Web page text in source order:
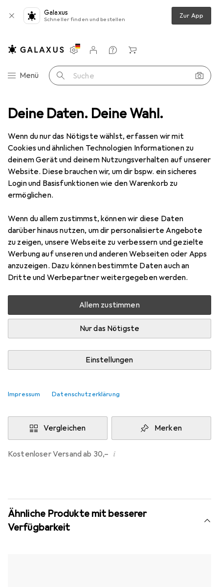
Deine Daten. Deine Wahl.
Wenn du nur das Nötigste wählst, erfassen wir mit
Cookies und ähnlichen Technologien Informationen zu
deinem Gerät und deinem Nutzungsverhalten auf unserer
Website. Diese brauchen wir, um dir bspw. ein sicheres
Login und Basisfunktionen wie den Warenkorb zu
ermöglichen.
Wenn du allem zustimmst, können wir diese Daten
darüber hinaus nutzen, um dir personalisierte Angebote
zu zeigen, unsere Webseite zu verbessern und gezielte
Werbung auf unseren und anderen Webseiten oder Apps
anzuzeigen. Dazu können bestimmte Daten auch an
Dritte und Werbepartner weitergegeben werden.
Allem zustimmen
Nur das Nötigste
Einstellungen
Impressum Datenschutzerklärung
Galaxus
Schneller finden und bestellen Zur App
Navigation nach Kategorien
Menü Suche
Einstellungen
Kundenkonto
Vergleichslisten
Merklisten
Warenkorb
Drucken Drucker Zubehör Zebra Kit Platen Bearings (Tt)
3 Bilder
Zebra Kit Platen Bearings (Tt)
EUR
22,31
Schneller lieferbar
Angebot für
Bewertungen Marke
Zwischen Di, 18.8. und Mo, 24.8. geliefert
Nur 1 Stück an Lager beim Lieferanten
Benachrichtigen, wenn schneller verfügbar
Vergleichen Merken
Kostenloser Versand ab 30,– i
Ähnliche Produkte mit besserer
Verfügbarkeit